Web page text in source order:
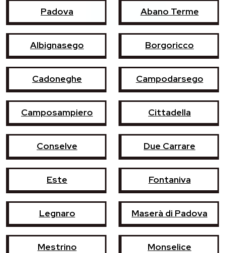
Padova Abano Terme
Albignasego Borgoricco
Cadoneghe Campodarsego
Camposampiero Cittadella
Conselve Due Carrare
Este Fontaniva
Legnaro Maserà di Padova
Mestrino Monselice